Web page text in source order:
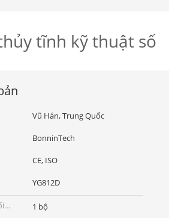
tĩnh kỹ thuật số
Vũ Hán, Trung Quốc
BonninTech
CE, ISO
YG812D
1 bộ